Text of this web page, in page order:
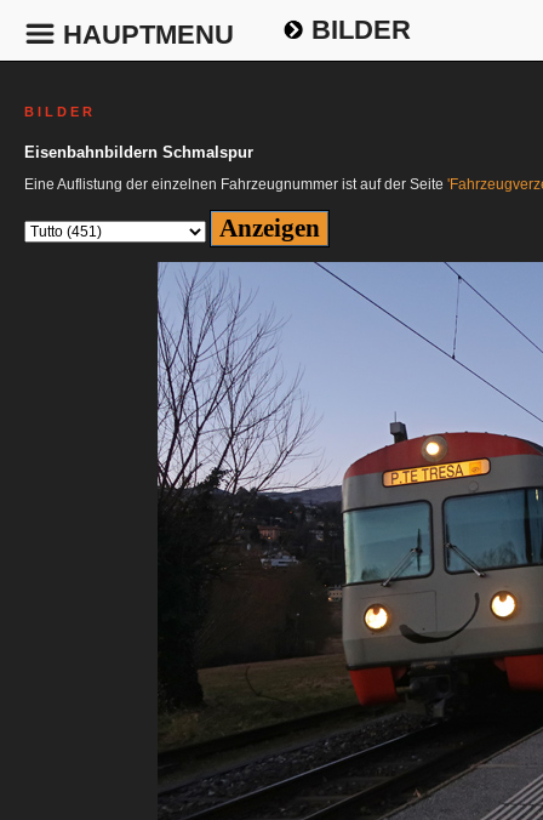
HAUPTMENU BILDER
B I L D E R
Eisenbahnbildern Schmalspur
Eine Auflistung der einzelnen Fahrzeugnummer ist auf der Seite